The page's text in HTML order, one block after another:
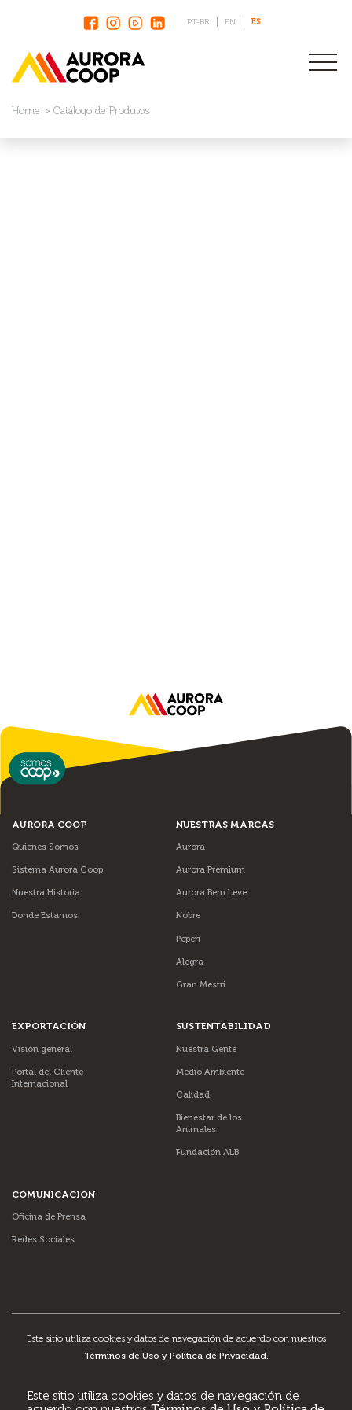
PT-BR EN ES
Home Catálogo de Produtos
AURORA COOP
Quienes Somos
Sistema Aurora Coop
Nuestra Historia
Donde Estamos
NUESTRAS MARCAS
Aurora
Aurora Premium
Aurora Bem Leve
Nobre
Peperi
Alegra
Gran Mestri
EXPORTACIÓN
Visión general
Portal del Cliente
Internacional
SUSTENTABILIDAD
Nuestra Gente
Medio Ambiente
Calidad
Bienestar de los
Animales
Fundación ALB
COMUNICACIÓN
Oficina de Prensa
Redes Sociales
Este sitio utiliza cookies y datos de navegación de acuerdo con nuestros
Términos de Uso y Política de Privacidad.
Este sitio utiliza cookies y datos de navegación de